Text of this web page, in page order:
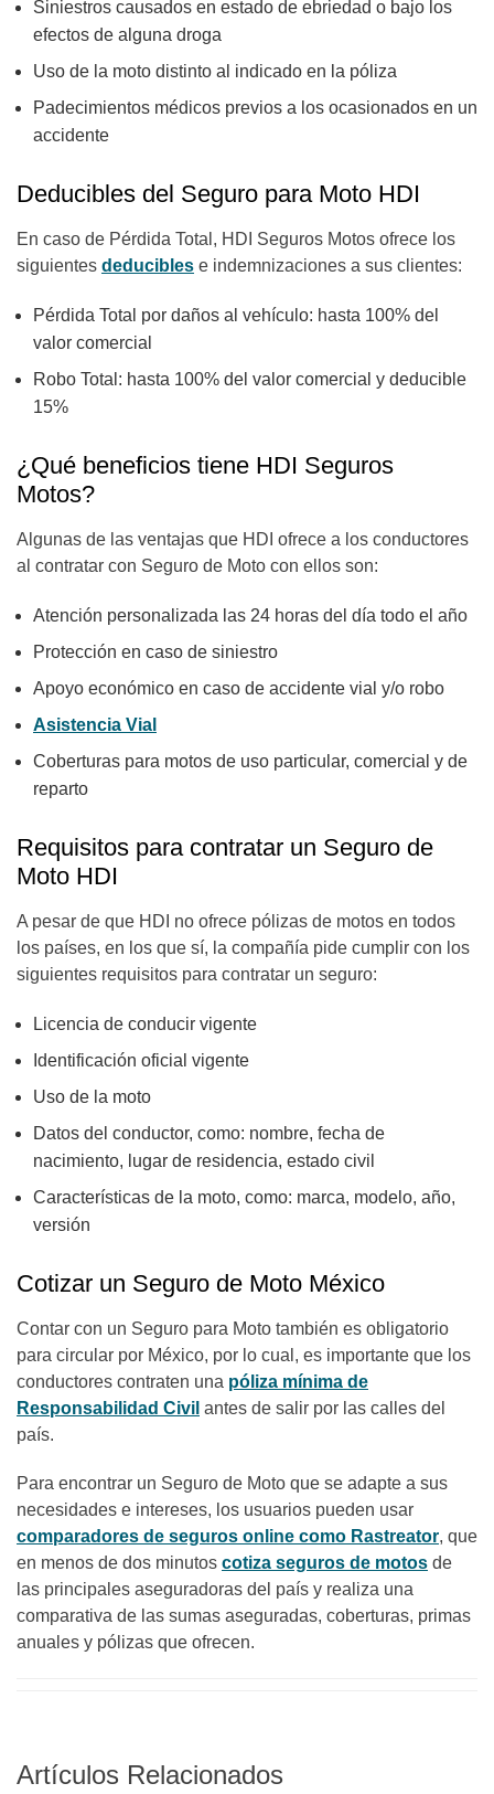
Siniestros causados en estado de ebriedad o bajo los
efectos de alguna droga
Uso de la moto distinto al indicado en la póliza
Padecimientos médicos previos a los ocasionados en un
accidente
Deducibles del Seguro para Moto HDI
En caso de Pérdida Total, HDI Seguros Motos ofrece los
siguientes deducibles e indemnizaciones a sus clientes:
Pérdida Total por daños al vehículo: hasta 100% del
valor comercial
Robo Total: hasta 100% del valor comercial y deducible
15%
¿Qué beneficios tiene HDI Seguros
Motos?
Algunas de las ventajas que HDI ofrece a los conductores
al contratar con Seguro de Moto con ellos son:
Atención personalizada las 24 horas del día todo el año
Protección en caso de siniestro
Apoyo económico en caso de accidente vial y/o robo
Asistencia Vial
Coberturas para motos de uso particular, comercial y de
reparto
Requisitos para contratar un Seguro de
Moto HDI
A pesar de que HDI no ofrece pólizas de motos en todos
los países, en los que sí, la compañía pide cumplir con los
siguientes requisitos para contratar un seguro:
Licencia de conducir vigente
Identificación oficial vigente
Uso de la moto
Datos del conductor, como: nombre, fecha de
nacimiento, lugar de residencia, estado civil
Características de la moto, como: marca, modelo, año,
versión
Cotizar un Seguro de Moto México
Contar con un Seguro para Moto también es obligatorio
para circular por México, por lo cual, es importante que los
conductores contraten una póliza mínima de
Responsabilidad Civil antes de salir por las calles del
país.
Para encontrar un Seguro de Moto que se adapte a sus
necesidades e intereses, los usuarios pueden usar
comparadores de seguros online como Rastreator, que
en menos de dos minutos cotiza seguros de motos de
las principales aseguradoras del país y realiza una
comparativa de las sumas aseguradas, coberturas, primas
anuales y pólizas que ofrecen.
Artículos Relacionados